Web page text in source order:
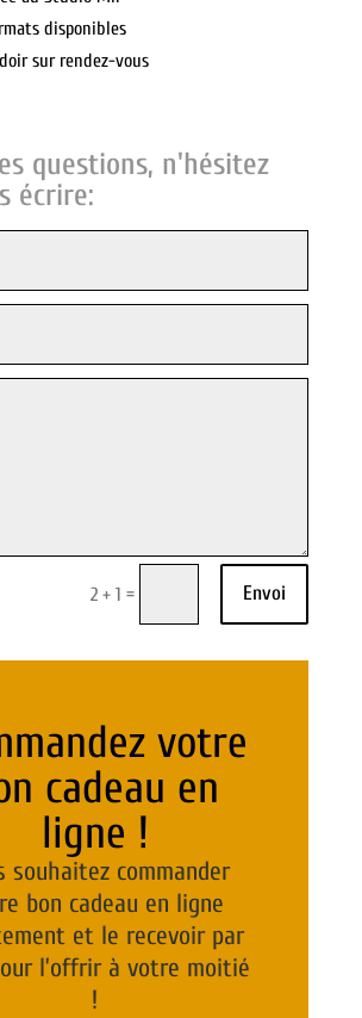
disponibles
sur rendez-vous
questions, n'hésitez
écrire:
2 + 1 = Envoi
votre
cadeau en
ligne !
souhaitez commander
bon cadeau en ligne
et le recevoir par
l’offrir à votre moitié
!